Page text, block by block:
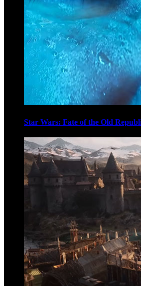
Star Wars: Fate of the Old